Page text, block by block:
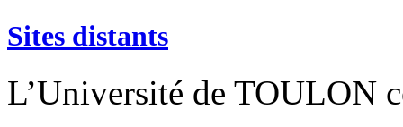
Sites distants
L’Université de TOULON